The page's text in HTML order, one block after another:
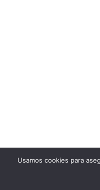
Usamos cookies para